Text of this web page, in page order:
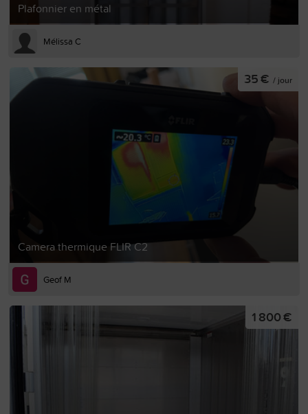
Plafonnier en métal
Mélissa C
Camera thermique FLIR C2
35 € / jour
Geof M
1 800 €